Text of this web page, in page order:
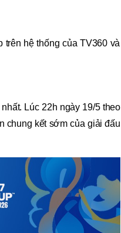
hệ thống của TV360 và
Lúc 22h ngày 19/5 theo
chung kết sớm của giải đấu